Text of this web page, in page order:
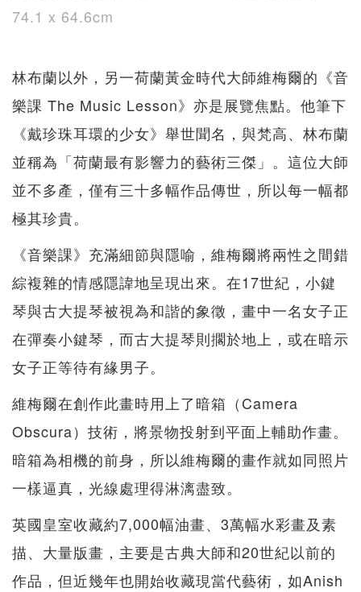
74.1 x 64.6cm
林布蘭以外，另一荷蘭黃金時代大師維梅爾的《音
樂課 The Music Lesson》亦是展覽焦點。他筆下
《戴珍珠耳環的少女》舉世聞名，與梵高、林布蘭
並稱為「荷蘭最有影響力的藝術三傑」。這位大師
並不多產，僅有三十多幅作品傳世，所以每一幅都
極其珍貴。
《音樂課》充滿細節與隱喻，維梅爾將兩性之間錯
綜複雜的情感隱諱地呈現出來。在17世紀，小鍵
琴與古大提琴被視為和諧的象徵，畫中一名女子正
在彈奏小鍵琴，而古大提琴則擱於地上，或在暗示
女子正等待有緣男子。
維梅爾在創作此畫時用上了暗箱（Camera
Obscura）技術，將景物投射到平面上輔助作畫。
暗箱為相機的前身，所以維梅爾的畫作就如同照片
一樣逼真，光線處理得淋漓盡致。
英國皇室收藏約7,000幅油畫、3萬幅水彩畫及素
描、大量版畫，主要是古典大師和20世紀以前的
作品，但近幾年也開始收藏現當代藝術，如Anish